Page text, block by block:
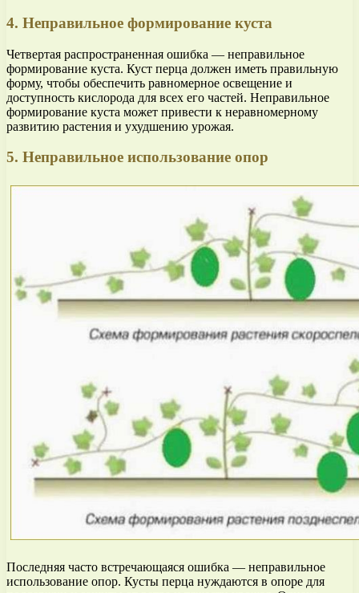
4. Неправильное формирование куста
Четвертая распространенная ошибка — неправильное
формирование куста. Куст перца должен иметь правильную
форму, чтобы обеспечить равномерное освещение и
доступность кислорода для всех его частей. Неправильное
формирование куста может привести к неравномерному
развитию растения и ухудшению урожая.
5. Неправильное использование опор
Последняя часто встречающаяся ошибка — неправильное
использование опор. Кусты перца нуждаются в опоре для